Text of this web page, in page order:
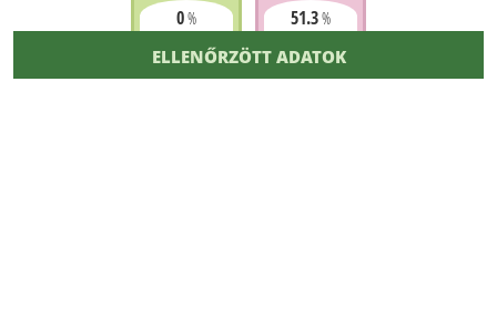
0% 51.3%
ELLENŐRZÖTT ADATOK